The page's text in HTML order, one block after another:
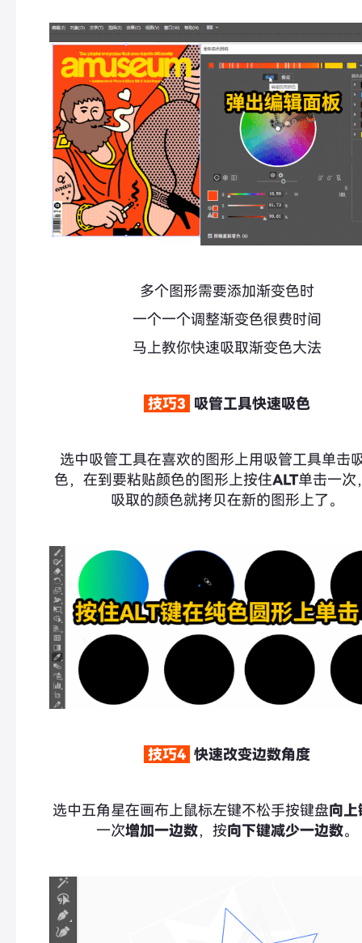
多个图形需要添加渐变色时
一个一个调整渐变色很费时间
马上教你快速吸取渐变色大法
技巧3 吸管工具快速吸色
选中吸管工具在喜欢的图形上用吸管工具单击
色，在到要粘贴颜色的图形上按住ALT单击一次
吸取的颜色就拷贝在新的图形上了。
技巧4 快速改变边数角度
选中五角星在画布上鼠标左键不松手按键盘向上
一次增加一边数，按向下键减少一边数。